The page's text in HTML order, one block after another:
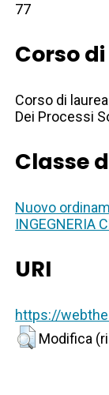
77
Corso
Corso di
Dei Processi
Classe
Nuovo
INGEGNERIA
URI
https://
Modifica